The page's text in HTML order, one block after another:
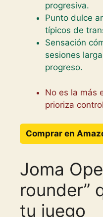
progresiva.
Punto dulce
típicos de
Sensación
sesiones
progreso.
No es la más
prioriza
Comprar en
Joma
rounder”
tu juego